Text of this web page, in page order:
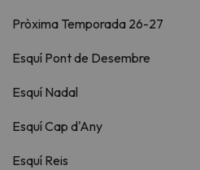
Pròxima Temporada 26-27
Esquí Pont de Desembre
Esquí Nadal
Esquí Cap d'Any
Esquí Reis